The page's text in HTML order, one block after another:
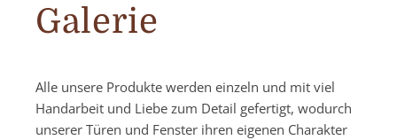
Galerie
Alle unsere Produkte werden einzeln und mit viel
Handarbeit und Liebe zum Detail gefertigt, wodurch
unserer Türen und Fenster ihren eigenen Charakter